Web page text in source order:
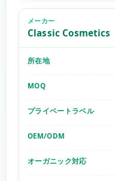
Classic Cosmetics